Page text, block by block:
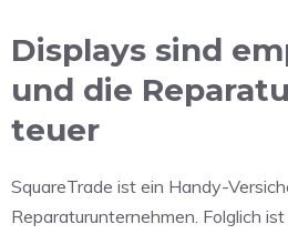
Displays sind
und die
teuer
SquareTrade ist ein Handy-
Reparaturunternehmen. Folglich